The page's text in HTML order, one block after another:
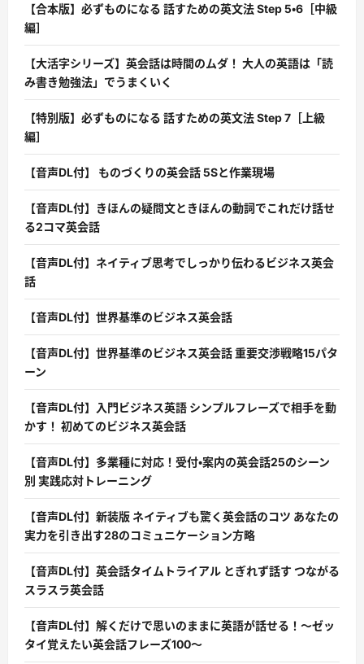
【合本版】必ずものになる 話すための英文法 Step 5・6［中級
編］
【大活字シリーズ】英会話は時間のムダ！ 大人の英語は「読
み書き勉強法」でうまくいく
【特別版】必ずものになる 話すための英文法 Step 7［上級
編］
【音声DL付】 ものづくりの英会話 5Sと作業現場
【音声DL付】きほんの疑問文ときほんの動詞でこれだけ話せ
る2コマ英会話
【音声DL付】ネイティブ思考でしっかり伝わるビジネス英会
話
【音声DL付】世界基準のビジネス英会話
【音声DL付】世界基準のビジネス英会話 重要交渉戦略15パタ
ーン
【音声DL付】入門ビジネス英語 シンプルフレーズで相手を動
かす！ 初めてのビジネス英会話
【音声DL付】多業種に対応！受付・案内の英会話25のシーン
別 実践応対トレーニング
【音声DL付】新装版 ネイティブも驚く英会話のコツ あなたの
実力を引き出す28のコミュニケーション方略
【音声DL付】英会話タイムトライアル とぎれず話す つながる
スラスラ英会話
【音声DL付】解くだけで思いのままに英語が話せる！〜ゼッ
タイ覚えたい英会話フレーズ100〜